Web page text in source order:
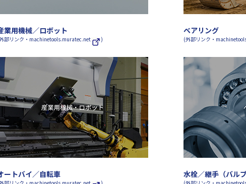
業用機械／ロボット
部リンク・machinetools.muratec.net )
ベアリング
(外部リンク・
ートバイ／自転車 水栓／継手（バルブ